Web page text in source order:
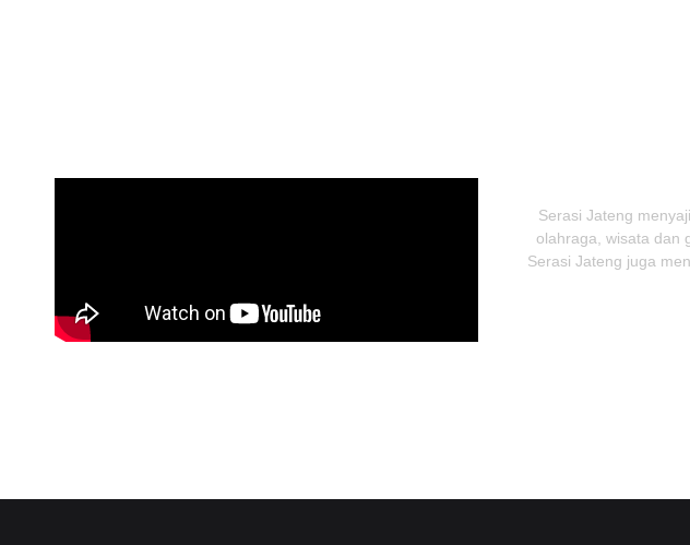
Serasi Jateng
olahraga, wisata dan
Serasi Jateng juga